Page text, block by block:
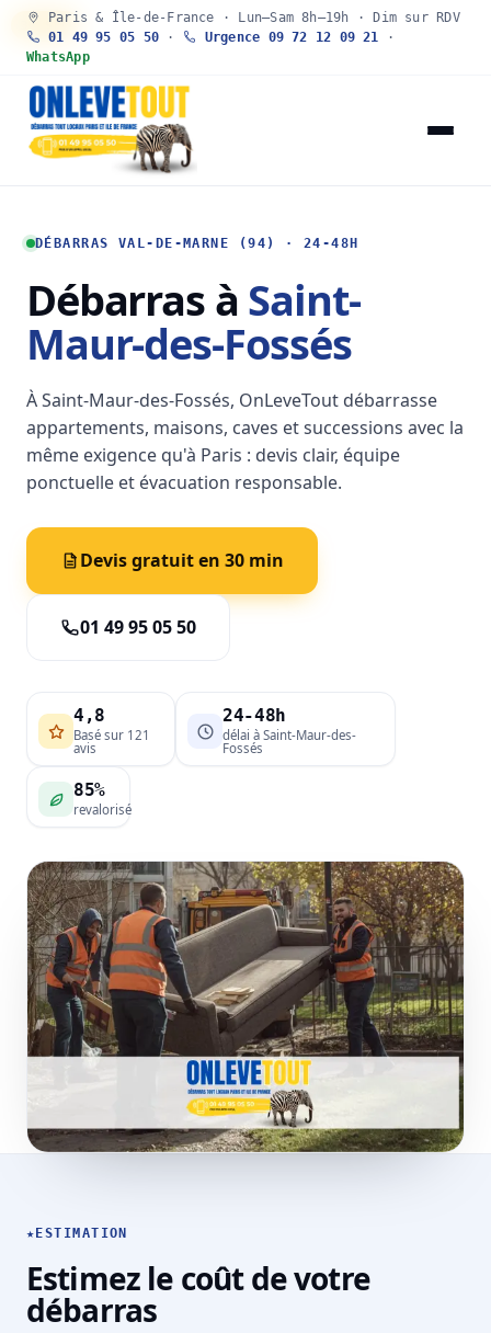
Paris & Île-de-France · Lun–Sam 8h–19h · Dim sur RDV
01 49 95 05 50 · Urgence 09 72 12 09 21 ·
WhatsApp
DÉBARRAS VAL-DE-MARNE (94) · 24-48H
Débarras àSaint-
Maur-des-Fossés
À Saint-Maur-des-Fossés, OnLeveTout débarrasse
appartements, maisons, caves et successions avec la
même exigence qu'à Paris : devis clair, équipe
ponctuelle et évacuation responsable.
Devis gratuit en 30 min
01 49 95 05 50
4,8
Basé sur 121
avis
24-48h
délai à Saint-Maur-des-
Fossés
85%
revalorisé
★ ESTIMATION
Estimez le coût de votre
débarras
30 SEC